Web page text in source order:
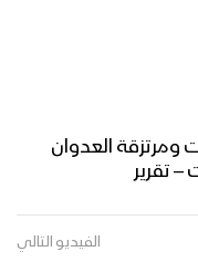
الشهيد القائد
ومرتزقة العدوان
تقرير
الفيديو التالي